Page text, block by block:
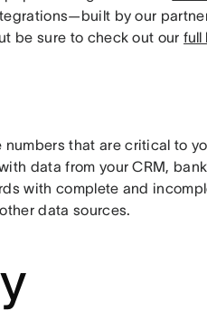
by our
be sure to check out ourfull
numbers that are critical to
data from your CRM,
with complete and
data sources.